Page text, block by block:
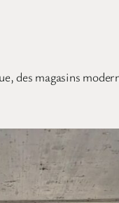
des magasins